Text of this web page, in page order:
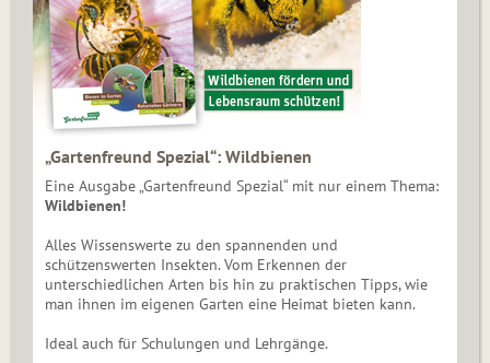
„Gartenfreund Spezial“: Wildbienen
Eine Ausgabe „Gartenfreund Spezial“ mit nur einem Thema:
Wildbienen!
Alles Wissenswerte zu den spannenden und
schützenswerten Insekten. Vom Erkennen der
unterschiedlichen Arten bis hin zu praktischen Tipps, wie
man ihnen im eigenen Garten eine Heimat bieten kann.
Ideal auch für Schulungen und Lehrgänge.